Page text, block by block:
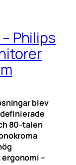
Philips
blev
80-talen
–